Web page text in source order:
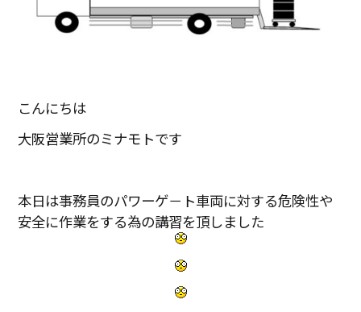
こんにちは
大阪営業所のミナモトです
本日は事務員のパワーゲ－ト車両に対する危険性や
安全に作業をする為の講習を頂しました